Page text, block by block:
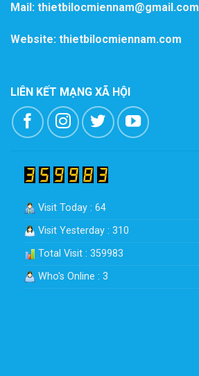
Mail: thietbilocmiennam@gmail.com
Website: thietbilocmiennam.com
LIÊN KẾT MẠNG XÃ HỘI
Visit Today : 64
Visit Yesterday : 310
Total Visit : 359983
Who's Online : 3